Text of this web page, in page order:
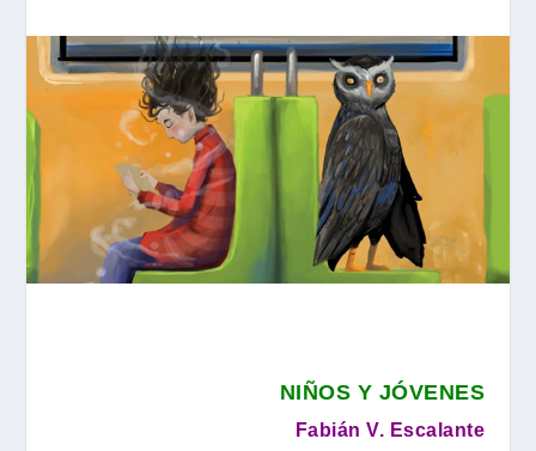
NIÑOS Y JÓVENES
Fabián V. Escalante